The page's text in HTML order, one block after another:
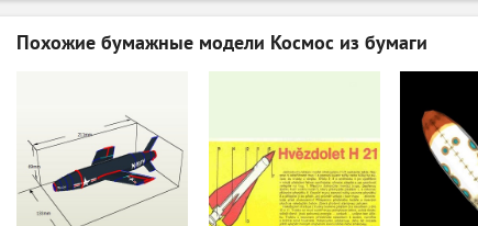
Похожие бумажные модели Космос из бумаги